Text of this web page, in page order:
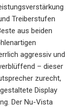
Treiberstufen
aus beiden
aggressiv und
– dieser
zurecht,
Display
Der Nu-Vista